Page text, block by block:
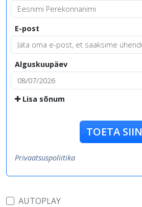
E-post
Alguskuupäev
Lisa sõnum
TOETA SIIN
Privaatsuspoliitika
AUTOPLAY